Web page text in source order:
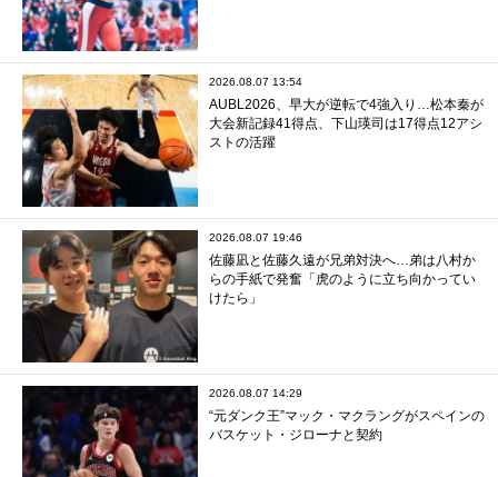
2026.08.07 13:54
AUBL2026、早大が逆転で4強入り…松本秦が
大会新記録41得点、下山瑛司は17得点12アシ
ストの活躍
2026.08.07 19:46
佐藤凪と佐藤久遠が兄弟対決へ…弟は八村か
らの手紙で発奮「虎のように立ち向かってい
けたら」
2026.08.07 14:29
“元ダンク王”マック・マクラングがスペインの
バスケット・ジローナと契約